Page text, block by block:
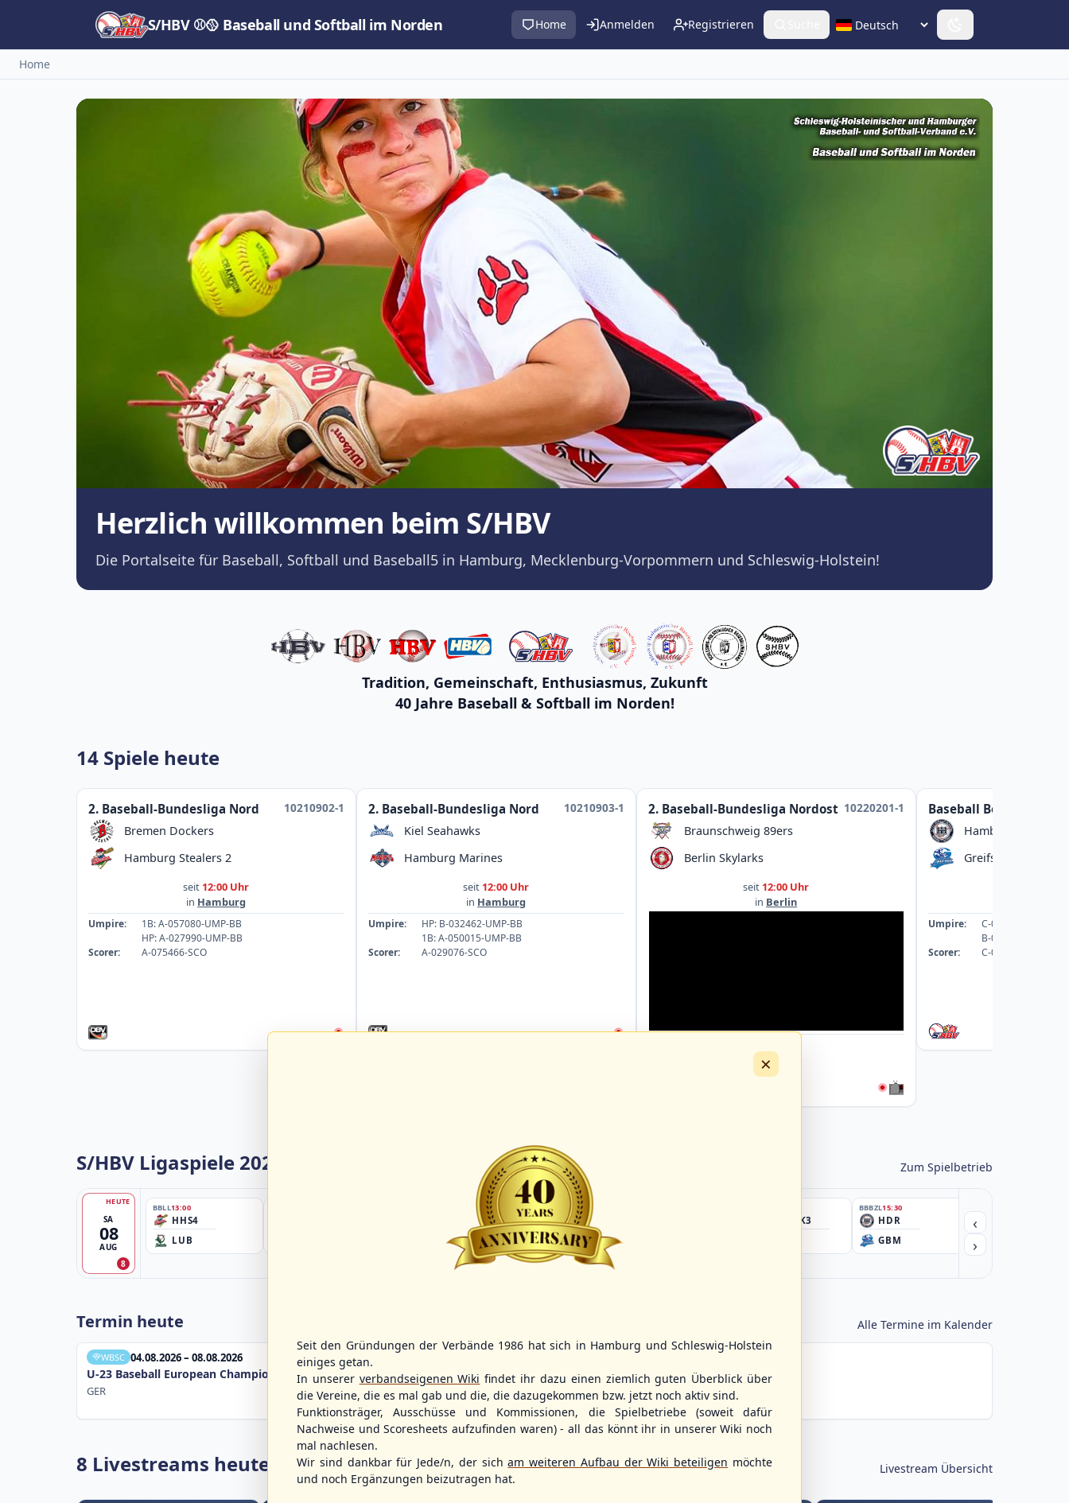
S/HBV ⚾🥎 Baseball und Softball im Norden Home Anmelden Registrieren Sprache wählen
Home
Herzlich willkommen beim S/HBV
Die Portalseite für Baseball, Softball und Baseball5 in Hamburg, Mecklenburg-Vorpommern und Schleswig-Holstein!
Tradition, Gemeinschaft, Enthusiasmus, Zukunft
40 Jahre Baseball & Softball im Norden!
14 Spiele heute
2. Baseball-Bundesliga Nord
10210902-1
Bremen Dockers
Hamburg Stealers 2
seit 12:00 Uhr
in Hamburg
Umpire:
1B: A-057080-UMP-BB
HP: A-027990-UMP-BB
Scorer:
A-075466-SCO
2. Baseball-Bundesliga Nord
10210903-1
Kiel Seahawks
Hamburg Marines
seit 12:00 Uhr
in Hamburg
Umpire:
HP: B-032462-UMP-BB
1B: A-050015-UMP-BB
Scorer:
A-029076-SCO
2. Baseball-Bundesliga Nordost 10220201-1
Braunschweig 89ers
Berlin Skylarks
seit 12:00 Uhr
in Berlin
HP: A-040088-UMP-BB
B-076222-SCO
Baseball Bezirksliga
Hamburg
Greifswald Baltic
Umpire:
C-089059-UMP-BB
B-078542-UMP-BB
Scorer:
C-069253-SCO
S/HBV Ligaspiele 2026 Zum Spielbetrieb
SA
08
AUG
HEUTE
8
BBLL13:00
HHS4
LUB
BBBZL13:00
HWS2
KIL3
HSV/HHK3
BBBZL15:30
HDR
GBM
‹
›
Termin heute Alle Termine im Kalender
WBSC 04.08.2026 – 08.08.2026
U-23 Baseball European Championship B Pool 2026 - Group Germany
GER
8 Livestreams heute Livestream Übersicht
×
Seit den Gründungen der Verbände 1986 hat sich in Hamburg und Schleswig-Holstein
einiges getan.
In unserer verbandseigenen Wiki findet ihr dazu einen ziemlich guten Überblick über
die Vereine, die es mal gab und die, die dazugekommen bzw. jetzt noch aktiv sind.
Funktionsträger, Ausschüsse und Kommissionen, die Spielbetriebe (soweit dafür
Nachweise und Scoresheets aufzufinden waren) - all das könnt ihr in unserer Wiki noch
mal nachlesen.
Wir sind dankbar für Jede/n, der sicham weiteren Aufbau der Wiki beteiligen möchte
und noch Ergänzungen beizutragen hat.